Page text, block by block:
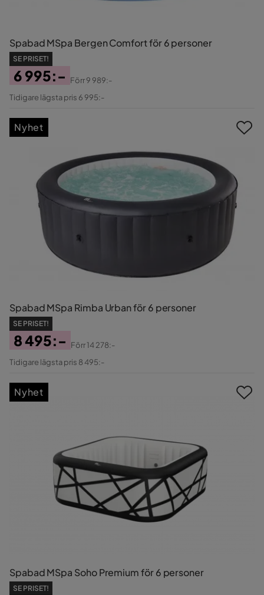
Spabad MSpa Bergen Comfort för 6 personer
SE PRISET!
Pris
6 995:-
Original
Förr9 989:-
Tidigare lägsta pris 6 995:-
Spabad MSpa Rimba Urban för 6 personer
SE PRISET!
Pris
8 495:-
Original
Förr14 278:-
Tidigare lägsta pris 8 495:-
Nyhet
Spabad MSpa Soho Premium för 6 personer
SE PRISET!
Nyhet